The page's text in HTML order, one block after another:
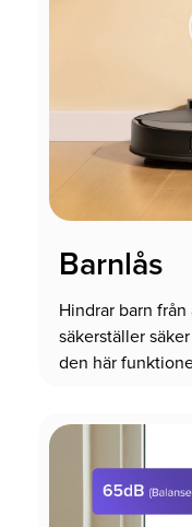
Barnlås
Hindrar barn
säkerställer
den här